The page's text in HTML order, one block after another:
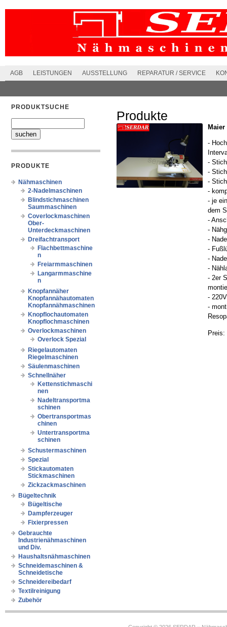
AGB LEISTUNGEN AUSSTELLUNG REPARATUR / SERVICE
PRODUKTSUCHE
PRODUKTE
Nähmaschinen
2-Nadelmaschinen
Blindstichmaschinen
Saummaschinen
Coverlockmaschinen
Ober-
Unterdeckmaschinen
Dreifachtransport
Flachbettmaschine
n
Freiarmmaschinen
Langarmmaschine
n
Knopfannäher
Knopfannähautomaten
Knopfannähmaschinen
Knopflochautomaten
Knopflochmaschinen
Overlockmaschinen
Overlock Spezial
Riegelautomaten
Riegelmaschinen
Säulenmaschinen
Schnellnäher
Kettenstichmaschi
nen
Nadeltransportma
schinen
Obertransportmas
chinen
Untertransportma
schinen
Schustermaschinen
Spezial
Stickautomaten
Stickmaschinen
Zickzackmaschinen
Bügeltechnik
Bügeltische
Dampferzeuger
Fixierpressen
Gebrauchte
Industrienähmaschinen
und Div.
Haushaltsnähmaschinen
Schneidemaschinen &
Schneidetische
Schneidereibedarf
Textilreinigung
Zubehör
Produkte
-
-
-
-
-
- je
dem
-
-
-
-
-
-
- 2er
-
-
Preis: